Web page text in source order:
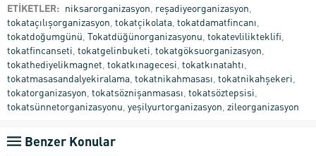
ETİKETLER: niksarorganizasyon reşadiyeorganizasyon
tokataçılışorganizasyon tokatçikolata tokatdamatfincanı
tokatdoğumgünü Tokatdüğünorganizasyonu tokatevlilikteklifi
tokatfincanseti tokatgelinbuketi tokatgöksuorganizasyon
tokathediyelikmagnet tokatkınagecesi tokatkınatahtı
tokatmasasandalyekiralama tokatnikahmasası tokatnikahşekeri
tokatorganizasyon tokatsöznişanmasası tokatsöztepsisi
tokatsünnetorganizasyonu yeşilyurtorganizasyon zileorganizasyon
Benzer Konular